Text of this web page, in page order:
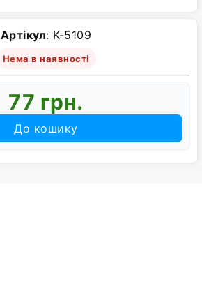
Артікул: K-5109
Нема в наявності
77 грн.
До кошику